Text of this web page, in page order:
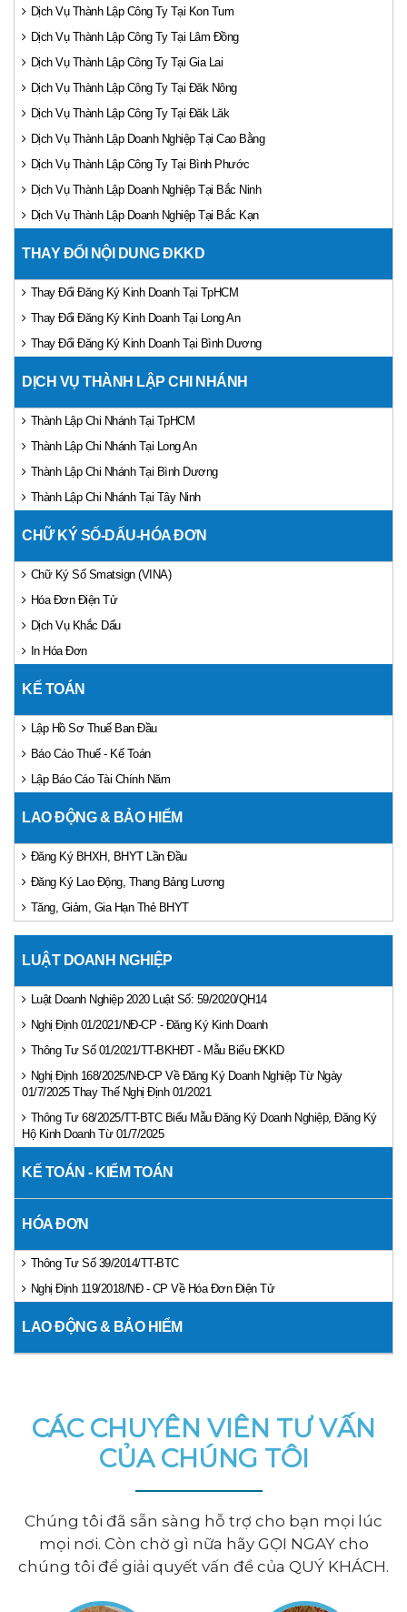
Dịch Vụ Thành Lập Công Ty Tại Kon Tum
Dịch Vụ Thành Lập Công Ty Tại Lâm Đồng
Dịch Vụ Thành Lập Công Ty Tại Gia Lai
Dịch Vụ Thành Lập Công Ty Tại Đăk Nông
Dịch Vụ Thành Lập Công Ty Tại Đăk Lăk
Dịch Vụ Thành Lập Doanh Nghiệp Tại Cao Bằng
Dịch Vụ Thành Lập Công Ty Tại Bình Phước
Dịch Vụ Thành Lập Doanh Nghiệp Tại Bắc Ninh
Dịch Vụ Thành Lập Doanh Nghiệp Tại Bắc Kạn
THAY ĐỔI NỘI DUNG ĐKKD
Thay Đổi Đăng Ký Kinh Doanh Tại TpHCM
Thay Đổi Đăng Ký Kinh Doanh Tại Long An
Thay Đổi Đăng Ký Kinh Doanh Tại Bình Dương
DỊCH VỤ THÀNH LẬP CHI NHÁNH
Thành Lập Chi Nhánh Tại TpHCM
Thành Lập Chi Nhánh Tại Long An
Thành Lập Chi Nhánh Tại Bình Dương
Thành Lập Chi Nhánh Tại Tây Ninh
CHỮ KÝ SỐ-DẤU-HÓA ĐƠN
Chữ Ký Số Smatsign (VINA)
Hóa Đơn Điện Tử
Dịch Vụ Khắc Dấu
In Hóa Đơn
KẾ TOÁN
Lập Hồ Sơ Thuế Ban Đầu
Báo Cáo Thuế - Kế Toán
Lập Báo Cáo Tài Chính Năm
LAO ĐỘNG & BẢO HIỂM
Đăng Ký BHXH, BHYT Lần Đầu
Đăng Ký Lao Động, Thang Bảng Lương
Tăng, Giảm, Gia Hạn Thẻ BHYT
LUẬT DOANH NGHIỆP
Luật Doanh Nghiệp 2020 Luật Số: 59/2020/QH14
Nghị Định 01/2021/NĐ-CP - Đăng Ký Kinh Doanh
Thông Tư Số 01/2021/TT-BKHĐT - Mẫu Biểu ĐKKD
Nghị Định 168/2025/NĐ-CP Về Đăng Ký Doanh Nghiệp Từ Ngày
01/7/2025 Thay Thế Nghị Định 01/2021
Thông Tư 68/2025/TT-BTC Biểu Mẫu Đăng Ký Doanh Nghiệp, Đăng Ký
Hộ Kinh Doanh Từ 01/7/2025
KẾ TOÁN - KIỂM TOÁN
HÓA ĐƠN
Thông Tư Số 39/2014/TT-BTC
Nghị Định 119/2018/NĐ - CP Về Hóa Đơn Điện Tử
LAO ĐỘNG & BẢO HIỂM
CÁC CHUYÊN VIÊN TƯ VẤN
CỦA CHÚNG TÔI
Chúng tôi đã sẵn sàng hỗ trợ cho bạn mọi lúc
mọi nơi. Còn chờ gì nữa hãy GỌI NGAY cho
chúng tôi để giải quyết vấn đề của QUÝ KHÁCH.